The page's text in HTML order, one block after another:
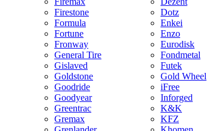
Firestone
Formula
Fortune
Fronway
General Tire
Gislaved
Goldstone
Goodride
Goodyear
Greentrac
Gremax
Dotz
Enkei
Enzo
Eurodisk
Fondmetal
Futek
Gold Wheel
iFree
Inforged
K&K
KFZ